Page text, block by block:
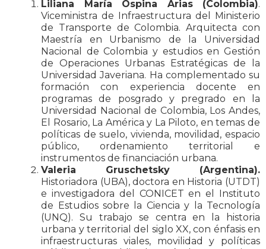
Liliana María Ospina Arias (Colombia).
Viceministra de Infraestructura del Ministerio
de Transporte de Colombia. Arquitecta con
Maestría en Urbanismo de la Universidad
Nacional de Colombia y estudios en Gestión
de Operaciones Urbanas Estratégicas de la
Universidad Javeriana. Ha complementado su
formación con experiencia docente en
programas de posgrado y pregrado en la
Universidad Nacional de Colombia, Los Andes,
El Rosario, La América y La Piloto, en temas de
políticas de suelo, vivienda, movilidad, espacio
público, ordenamiento territorial e
instrumentos de financiación urbana.
Valeria Gruschetsky (Argentina).
Historiadora (UBA), doctora en Historia (UTDT)
e investigadora del CONICET en el Instituto
de Estudios sobre la Ciencia y la Tecnología
(UNQ). Su trabajo se centra en la historia
urbana y territorial del siglo XX, con énfasis en
infraestructuras viales, movilidad y políticas